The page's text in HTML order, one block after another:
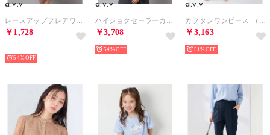
a.v.v
￥1,728
54%
a.v.v
￥3,708
54%
a.v.v
￥3,163
51%